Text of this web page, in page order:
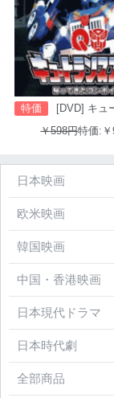
特価
[DVD] キュートランスフォーマー
￥598円特価:￥
日本映画
欧米映画
韓国映画
中国・香港映画
日本現代ドラマ
日本時代劇
全部商品